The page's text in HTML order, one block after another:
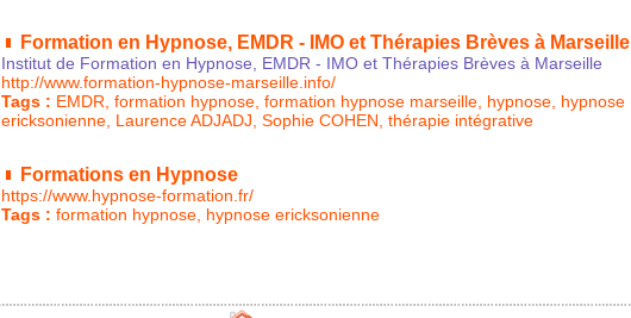
Formation en Hypnose, EMDR - IMO et Thérapies Brèves à Marseille
Institut de Formation en Hypnose, EMDR - IMO et Thérapies Brèves à Marseille
http://www.formation-hypnose-marseille.info/
Tags : EMDR formation hypnose formation hypnose marseille hypnose hypnose
ericksonienne Laurence ADJADJ Sophie COHEN thérapie intégrative
Formations en Hypnose
https://www.hypnose-formation.fr/
Tags : formation hypnose hypnose ericksonienne